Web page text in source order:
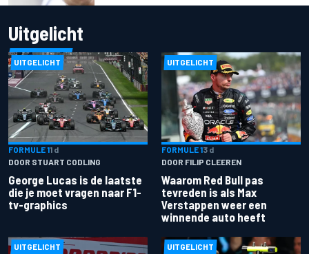
Uitgelicht
UITGELICHT
FORMULE 11 d
DOOR STUART CODLING
George Lucas is de laatste
die je moet vragen naar F1-
tv-graphics
UITGELICHT
FORMULE 13 d
DOOR FILIP CLEEREN
Waarom Red Bull pas
tevreden is als Max
Verstappen weer een
winnende auto heeft
UITGELICHT UITGELICHT